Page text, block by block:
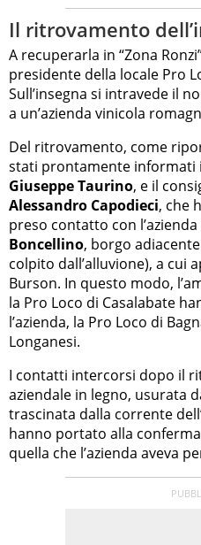
Il ritrovamento
A recuperarla in “Zona
presidente della locale Pro
Sull’insegna si intravede il
a un’azienda vinicola
Del ritrovamento, come
stati prontamente informati
Giuseppe Taurino, e il
Alessandro Capodieci, che
preso contatto con l’azienda
Boncellino, borgo adiacente
colpito dall’alluvione), a cui
Burson. In questo modo,
la Pro Loco di Casalabate
l’azienda, la Pro Loco di
Longanesi.
I contatti intercorsi dopo il
aziendale in legno, usurata
trascinata dalla corrente
hanno portato alla
quella che l’azienda aveva